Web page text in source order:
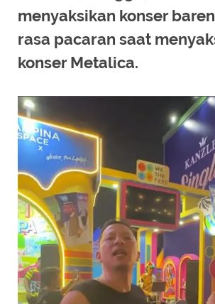
menyaksikan konser
rasa pacaran saat
konser Metalica.